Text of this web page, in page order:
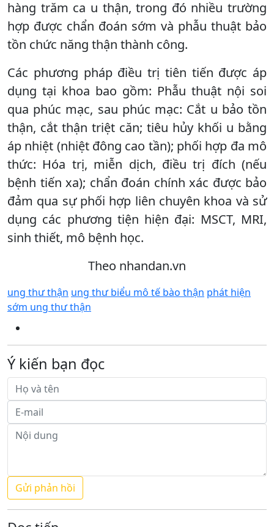
hàng trăm ca u thận, trong đó nhiều trường
hợp được chẩn đoán sớm và phẫu thuật bảo
tồn chức năng thận thành công.
Các phương pháp điều trị tiên tiến được áp
dụng tại khoa bao gồm: Phẫu thuật nội soi
qua phúc mạc, sau phúc mạc: Cắt u bảo tồn
thận, cắt thận triệt căn; tiêu hủy khối u bằng
áp nhiệt (nhiệt đông cao tần); phối hợp đa mô
thức: Hóa trị, miễn dịch, điều trị đích (nếu
bệnh tiến xa); chẩn đoán chính xác được bảo
đảm qua sự phối hợp liên chuyên khoa và sử
dụng các phương tiện hiện đại: MSCT, MRI,
sinh thiết, mô bệnh học.
Theo nhandan.vn
ung thư thận ung thư biểu mô tế bào thận phát hiện
sớm ung thư thận
Ý kiến bạn đọc